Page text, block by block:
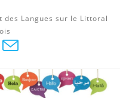
des Langues sur le Littoral